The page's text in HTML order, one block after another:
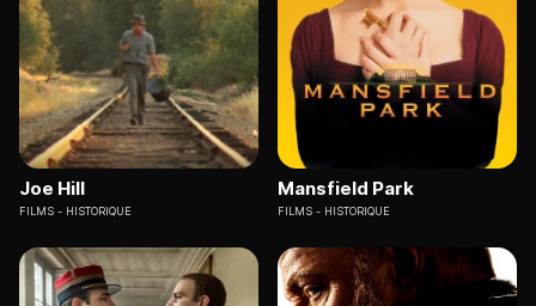
Joe Hill
FILMS HISTORIQUE
Mansfield Park
FILMS HISTORIQUE